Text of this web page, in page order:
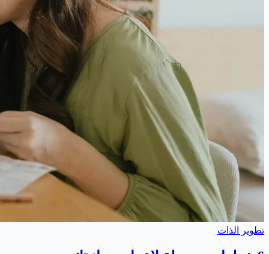
تطوير الذات